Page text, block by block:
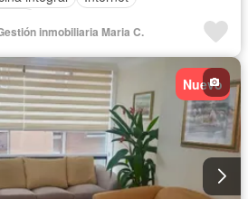
discapacidad
Gimnasio Ascensor
Seguridad
inmobiliaria Maria C.
Nuevo